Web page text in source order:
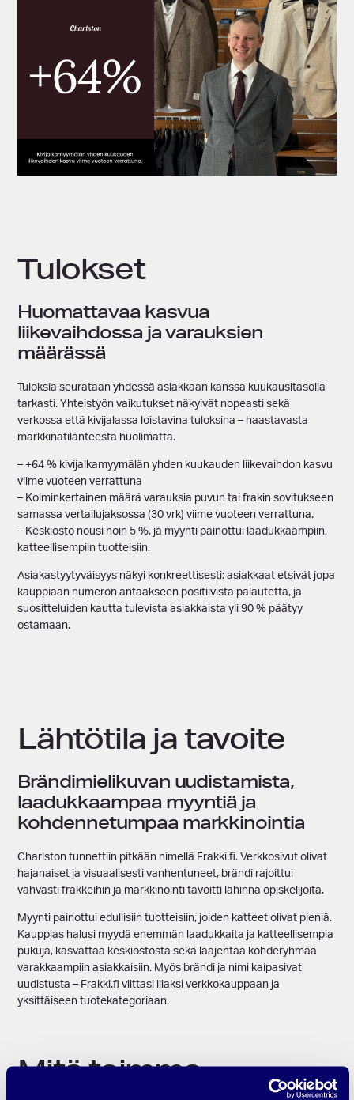
Tulokset
Huomattavaa kasvua
liikevaihdossa ja varauksien
määrässä
Tuloksia seurataan yhdessä asiakkaan kanssa kuukausitasolla
tarkasti. Yhteistyön vaikutukset näkyivät nopeasti sekä
verkossa että kivijalassa loistavina tuloksina – haastavasta
markkinatilanteesta huolimatta.
– +64 % kivijalkamyymälän yhden kuukauden liikevaihdon kasvu
viime vuoteen verrattuna
– Kolminkertainen määrä varauksia puvun tai frakin sovitukseen
samassa vertailujaksossa (30 vrk) viime vuoteen verrattuna.
– Keskiosto nousi noin 5 %, ja myynti painottui laadukkaampiin,
katteellisempiin tuotteisiin.
Asiakastyytyväisyys näkyi konkreettisesti: asiakkaat etsivät jopa
kauppiaan numeron antaakseen positiivista palautetta, ja
suositteluiden kautta tulevista asiakkaista yli 90 % päätyy
ostamaan.
Lähtötila ja tavoite
Brändimielikuvan uudistamista,
laadukkaampaa myyntiä ja
kohdennetumpaa markkinointia
Charlston tunnettiin pitkään nimellä Frakki.fi. Verkkosivut olivat
hajanaiset ja visuaalisesti vanhentuneet, brändi rajoittui
vahvasti frakkeihin ja markkinointi tavoitti lähinnä opiskelijoita.
Myynti painottui edullisiin tuotteisiin, joiden katteet olivat pieniä.
Kauppias halusi myydä enemmän laadukkaita ja katteellisempia
pukuja, kasvattaa keskiostosta sekä laajentaa kohderyhmää
varakkaampiin asiakkaisiin. Myös brändi ja nimi kaipasivat
uudistusta – Frakki.fi viittasi liiaksi verkkokauppaan ja
yksittäiseen tuotekategoriaan.
Mitä teimme